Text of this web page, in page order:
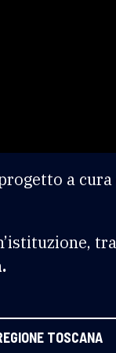
a
TOSCANA